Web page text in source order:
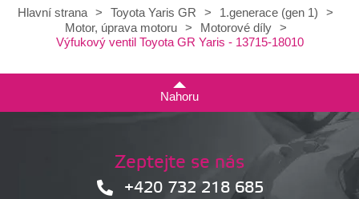
Hlavní strana > Toyota Yaris GR > 1.generace (gen 1)
>
Motor, úprava motoru
> Motorové díly
>
Výfukový ventil Toyota GR Yaris - 13715-18010
Nahoru
Zeptejte se nás
+420 732 218 685